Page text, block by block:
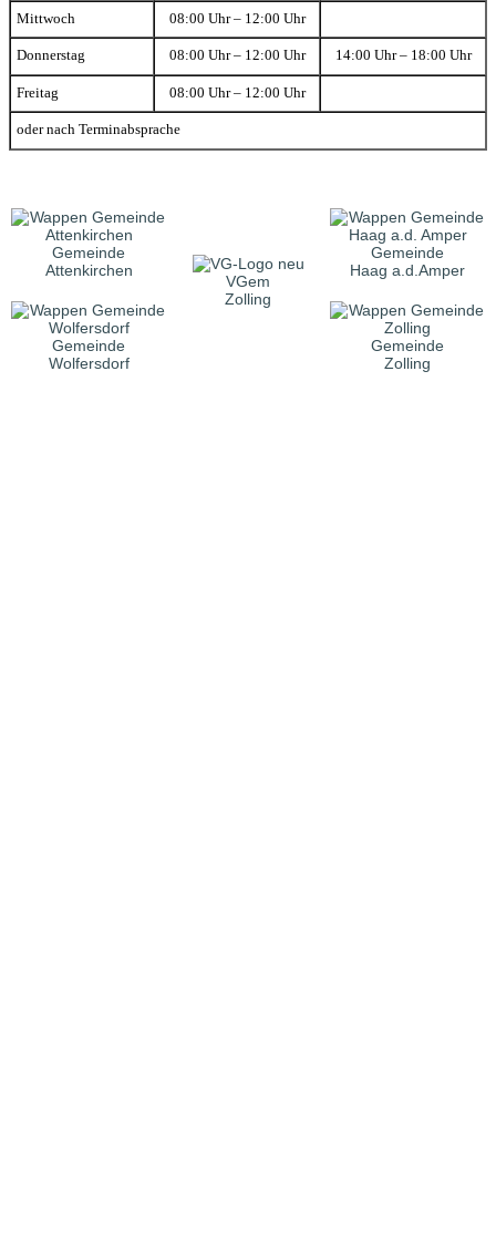
Mittwoch 08:00 Uhr – 12:00 Uhr
Donnerstag 08:00 Uhr – 12:00 Uhr 14:00 Uhr – 18:00 Uhr
Freitag 08:00 Uhr – 12:00 Uhr
oder nach Terminabsprache
Gemeinde
Attenkirchen
VGem
Zolling
Gemeinde
Haag a.d.Amper
Gemeinde
Wolfersdorf
Gemeinde
Zolling